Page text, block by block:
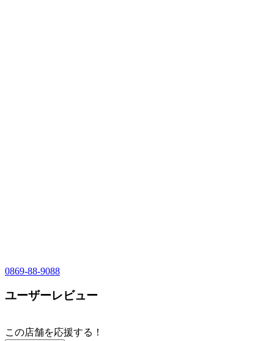
0869-88-9088
ユーザーレビュー
この店舗を応援する！